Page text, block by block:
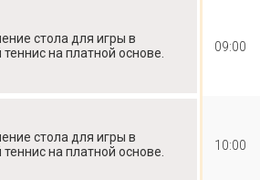
стола для игры в
на платной основе.
09:00
стола для игры в
на платной основе.
10:00